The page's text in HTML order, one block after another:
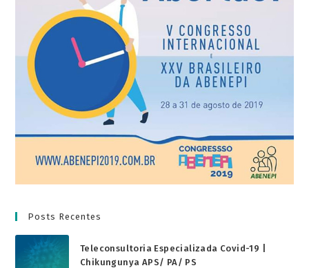
Posts Recentes
Teleconsultoria Especializada Covid-19 |
Chikungunya APS/ PA/ PS